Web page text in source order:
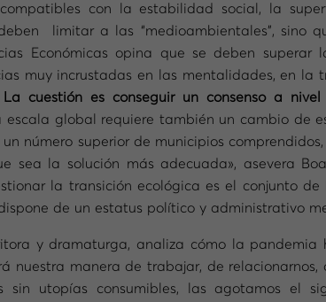
con la estabilidad social, la
limitar a las “medioambientales”, sino
Económicas opina que se deben superar
muy incrustadas en las mentalidades, en
La cuestión es conseguir un consenso a
global requiere también un cambio de
número superior de municipios
sea la solución más adecuada», asevera
la transición ecológica es el conjunto
de un estatus político y administrativo
y dramaturga, analiza cómo la pandemia
nuestra manera de trabajar, de relacionarnos,
sin utopías consumibles, las agotamos el